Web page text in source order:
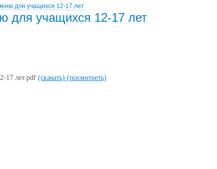
для учащихся 12-17 лет
для учащихся 12-17 лет
17 лет.pdf (скачать) (посмотреть)